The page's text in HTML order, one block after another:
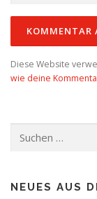
Diese Website
wie deine
nach:
NEUES AUS